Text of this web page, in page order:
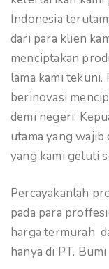
Indonesia
dari para klien
menciptakan
lama kami tekuni.
berinovasi
demi negeri.
utama yang
yang kami geluti
Percayakanlah
pada para
harga termurah
hanya di PT.